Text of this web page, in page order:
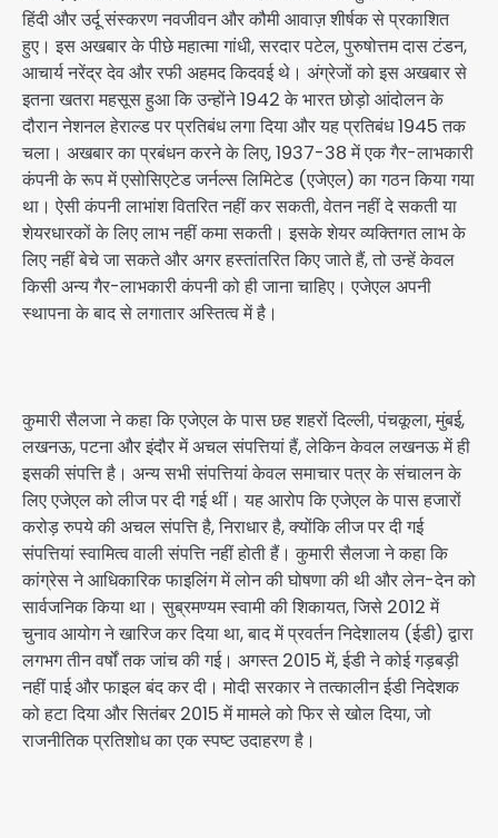
हिंदी और उर्दू संस्करण नवजीवन और कौमी आवाज़ शीर्षक से प्रकाशित
हुए। इस अखबार के पीछे महात्मा गांधी, सरदार पटेल, पुरुषोत्तम दास टंडन,
आचार्य नरेंद्र देव और रफी अहमद किदवई थे। अंग्रेजों को इस अखबार से
इतना खतरा महसूस हुआ कि उन्होंने 1942 के भारत छोड़ो आंदोलन के
दौरान नेशनल हेराल्ड पर प्रतिबंध लगा दिया और यह प्रतिबंध 1945 तक
चला। अखबार का प्रबंधन करने के लिए, 1937-38 में एक गैर-लाभकारी
कंपनी के रूप में एसोसिएटेड जर्नल्स लिमिटेड (एजेएल) का गठन किया गया
था। ऐसी कंपनी लाभांश वितरित नहीं कर सकती, वेतन नहीं दे सकती या
शेयरधारकों के लिए लाभ नहीं कमा सकती। इसके शेयर व्यक्तिगत लाभ के
लिए नहीं बेचे जा सकते और अगर हस्तांतरित किए जाते हैं, तो उन्हें केवल
किसी अन्य गैर-लाभकारी कंपनी को ही जाना चाहिए। एजेएल अपनी
स्थापना के बाद से लगातार अस्तित्व में है।
कुमारी सैलजा ने कहा कि एजेएल के पास छह शहरों दिल्ली, पंचकूला, मुंबई,
लखनऊ, पटना और इंदौर में अचल संपत्तियां हैं, लेकिन केवल लखनऊ में ही
इसकी संपत्ति है। अन्य सभी संपत्तियां केवल समाचार पत्र के संचालन के
लिए एजेएल को लीज पर दी गई थीं। यह आरोप कि एजेएल के पास हजारों
करोड़ रुपये की अचल संपत्ति है, निराधार है, क्योंकि लीज पर दी गई
संपत्तियां स्वामित्व वाली संपत्ति नहीं होती हैं। कुमारी सैलजा ने कहा कि
कांग्रेस ने आधिकारिक फाइलिंग में लोन की घोषणा की थी और लेन-देन को
सार्वजनिक किया था। सुब्रमण्यम स्वामी की शिकायत, जिसे 2012 में
चुनाव आयोग ने खारिज कर दिया था, बाद में प्रवर्तन निदेशालय (ईडी) द्वारा
लगभग तीन वर्षों तक जांच की गई। अगस्त 2015 में, ईडी ने कोई गड़बड़ी
नहीं पाई और फाइल बंद कर दी। मोदी सरकार ने तत्कालीन ईडी निदेशक
को हटा दिया और सितंबर 2015 में मामले को फिर से खोल दिया, जो
राजनीतिक प्रतिशोध का एक स्पष्ट उदाहरण है।